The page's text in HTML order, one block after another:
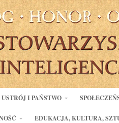
USTRÓJ I PAŃSTWO
EDUKACJA, KULTURA,